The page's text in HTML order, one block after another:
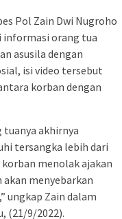
Pol Zain Dwi Nugroho
informasi orang tua
asusila dengan
isi video tersebut
korban dengan
akhirnya
tersangka lebih dari
menolak ajakan
menyebarkan
ungkap Zain dalam
(21/9/2022).